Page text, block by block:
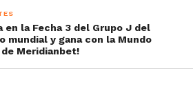
en la Fecha 3 del Grupo J del
mundial y gana con la Mundo
de Meridianbet!